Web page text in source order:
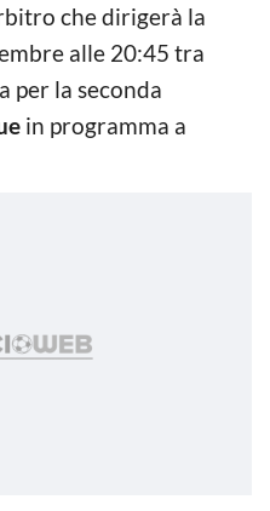
che dirigerà la
alle 20:45 tra
per la seconda
in programma a